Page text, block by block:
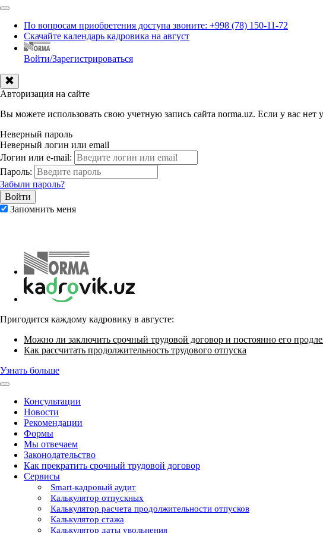
По вопросам приобретения доступа звоните: +998 (78) 150-11-72
Скачайте календарь кадровика на август
Войти/Зарегистрироваться
Авторизация на сайте
Вы можете использовать свою учетную запись сайта norma.uz. Если у вас нет
Неверный пароль
Неверный логин или email
Логин или e-mail:
Пароль:
Забыли пароль?
Запомнить меня
Пригодится каждому кадровику в августе:
Можно ли заключить срочный трудовой договор и постоянно его
Как рассчитать продолжительность трудового отпуска
Узнать больше
Консультации
Новости
Рекомендации
Формы
Мы отвечаем
Законодательство
Как прекратить срочный трудовой договор
Сервисы
Smart-кадровый аудит
Калькулятор отпускных
Калькулятор расчета продолжительности отпусков
Калькулятор стажа
Калькулятор даты увольнения